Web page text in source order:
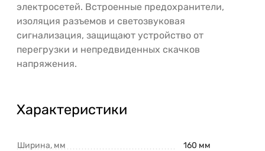
электросетей. Встроенные предохранители,
изоляция разъемов и светозвуковая
сигнализация, защищают устройство от
перегрузки и непредвиденных скачков
напряжения.
Характеристики
Ширина, мм 160 мм